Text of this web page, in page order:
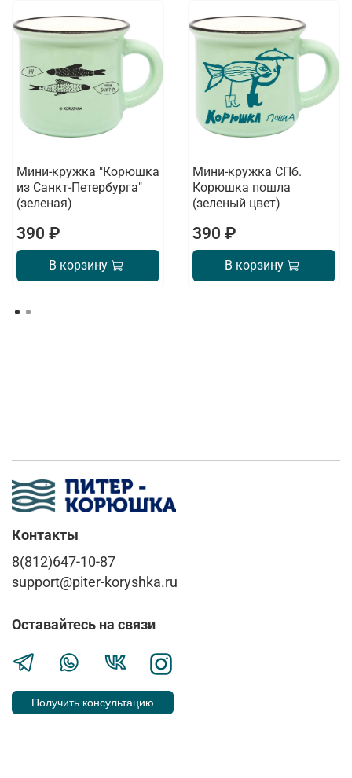
Мини-кружка "Корюшка
из Санкт-Петербурга"
(зеленая)
390 ₽
В корзину
Мини-кружка СПб.
Корюшка пошла
(зеленый цвет)
390 ₽
В корзину
Контакты
8(812)647-10-87
support@piter-koryshka.ru
Оставайтесь на связи
Получить консультацию